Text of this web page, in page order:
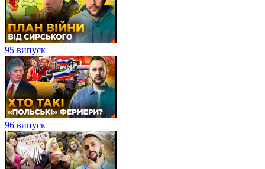
95 випуск
96 випуск